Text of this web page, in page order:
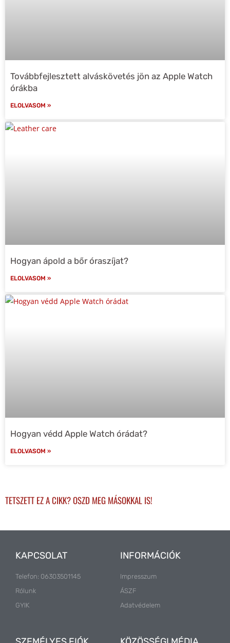
Továbbfejlesztett alváskövetés jön az Apple Watch
órákba
ELOLVASOM »
Hogyan ápold a bőr óraszíjat?
ELOLVASOM »
Hogyan védd Apple Watch órádat?
ELOLVASOM »
TETSZETT EZ A CIKK? OSZD MEG MÁSOKKAL IS!
KAPCSOLAT
Telefon: 06303501145
Rólunk
GYIK
INFORMÁCIÓK
Impresszum
ÁSZF
Adatvédelem